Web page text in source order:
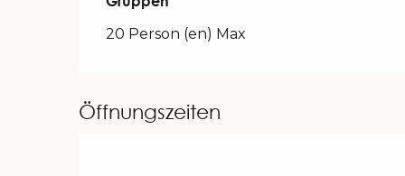
20 Person (en) Max
Öffnungszeiten